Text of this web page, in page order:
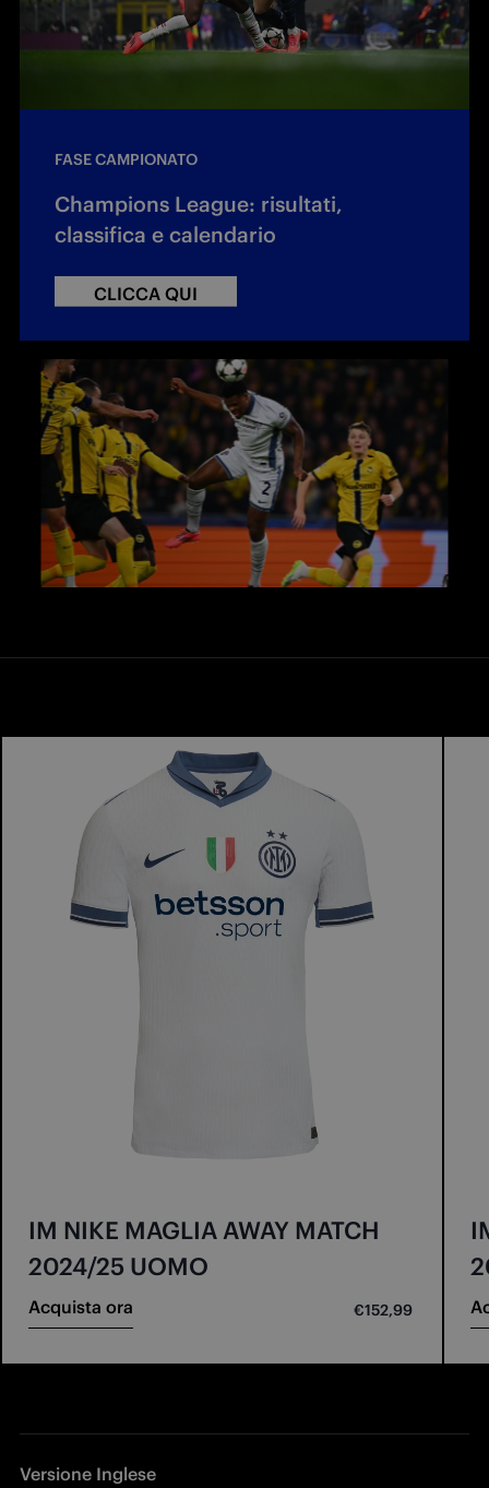
FASE CAMPIONATO
Champions League: risultati,
classifica e calendario
CLICCA QUI
IM NIKE MAGLIA AWAY MATCH
2024/25 UOMO
Acquista ora €152,99
Versione Inglese